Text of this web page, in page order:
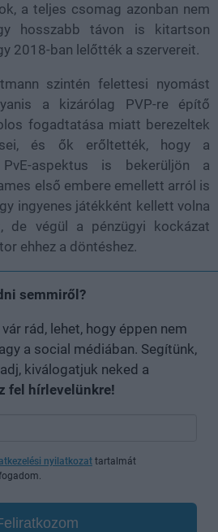
a teljes csomag azonban nem
hosszabb távon is kitartson
2018-ban lelőtték a szervereit.
szintén felettesi nyomást
a kizárólag PVP-re építő
fogadtatása miatt berezeltek
és ők erőltették, hogy a
aspektus is bekerüljön a
első embere emellett arról is
ingyenes játékként kellett volna
de végül a pénzügyi kockázat
ehhez a döntéshez.
semmiről?
rád, lehet, hogy éppen nem
a social médiában. Segítünk,
kiválogatjuk neked a
fel hírlevelünkre!
nyilatkozat tartalmát